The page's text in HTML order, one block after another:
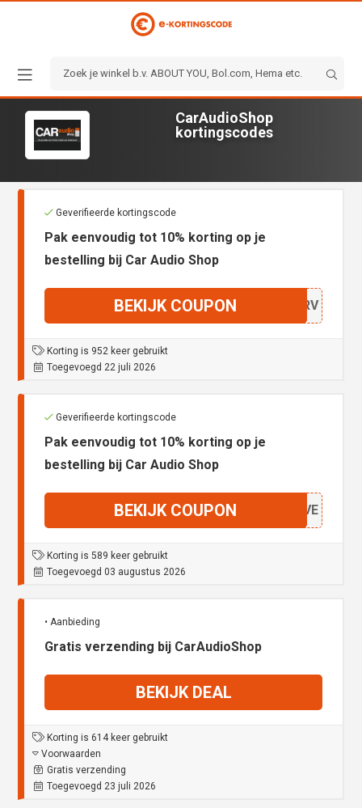
CarAudioShop
kortingscodes
Geverifieerde kortingscode
Pak eenvoudig tot 10% korting op je
bestelling bij Car Audio Shop
EEDRV
BEKIJK COUPON
Korting is 952 keer gebruikt
Toegevoegd 22 juli 2026
Geverifieerde kortingscode
Pak eenvoudig tot 10% korting op je
bestelling bij Car Audio Shop
DREVE
BEKIJK COUPON
Korting is 589 keer gebruikt
Toegevoegd 03 augustus 2026
• Aanbieding
Gratis verzending bij CarAudioShop
BEKIJK DEAL
Korting is 614 keer gebruikt
Voorwaarden
Gratis verzending
Toegevoegd 23 juli 2026